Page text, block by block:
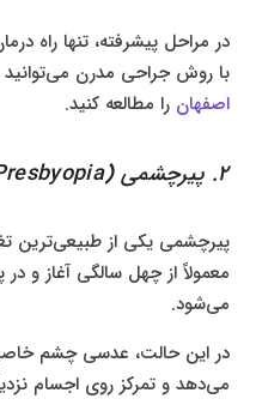
در مراحل پیشرفته، تنها راه
با روش جراحی مدرن
اصفهان را مطالعه کنید.
۲. پیرچشمی (Presbyopia)
پیرچشمی یکی از طبیعی‌ترین
معمولاً از چهل سالگی آغاز و
می‌شود.
در این حالت، عدسی چشم
می‌دهد و تمرکز روی اجسام